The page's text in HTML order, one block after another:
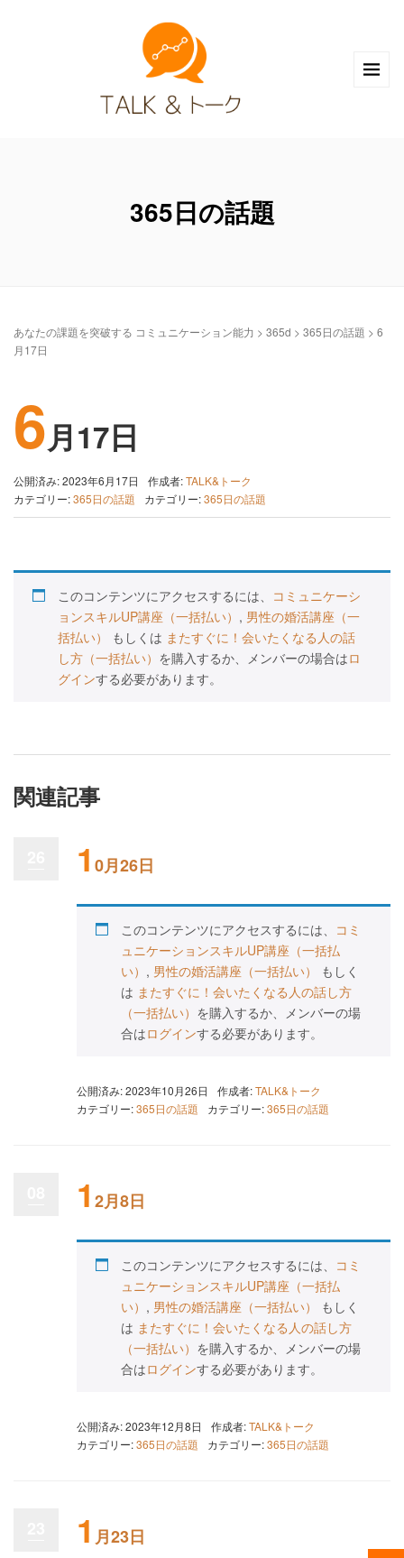
365日の話題
あなたの課題を突破する コミュニケーション能力 > 365d > 365日の話題 > 6
月17日
6月17日
公開済み: 2023年6月17日 作成者:TALK&トーク
カテゴリー:365日の話題 カテゴリー:365日の話題
このコンテンツにアクセスするには、 コミュニケーシ
ョンスキルUP講座（一括払い） , 男性の婚活講座（一
括払い）
もしくは またすぐに！会いたくなる人の話
し方（一括払い） を購入するか、メンバーの場合はロ
グインする必要があります。
関連記事
1 0月26日
このコンテンツにアクセスするには、 コミ
ュニケーションスキルUP講座（一括払
い） , 男性の婚活講座（一括払い）
もしく
は またすぐに！会いたくなる人の話し方
（一括払い） を購入するか、メンバーの場
合はログインする必要があります。
公開済み: 2023年10月26日 作成者:TALK&トーク
カテゴリー:365日の話題 カテゴリー:365日の話題
1 2月8日
このコンテンツにアクセスするには、 コミ
ュニケーションスキルUP講座（一括払
い） , 男性の婚活講座（一括払い）
もしく
は またすぐに！会いたくなる人の話し方
（一括払い） を購入するか、メンバーの場
合はログインする必要があります。
公開済み: 2023年12月8日 作成者:TALK&トーク
カテゴリー:365日の話題 カテゴリー:365日の話題
1 月23日